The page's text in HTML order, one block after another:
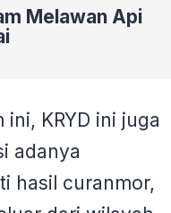
Melawan Api
KRYD ini juga
adanya
hasil curanmor,